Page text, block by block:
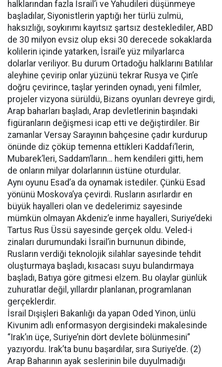
halklarından fazla İsrail’i ve Yahudileri düşünmeye
başladılar, Siyonistlerin yaptığı her türlü zulmü,
haksızlığı, soykırımı kayıtsız şartsız desteklediler, ABD
de 30 milyon evsiz olup eksi 30 derecede sokaklarda
kolilerin içinde yatarken, İsrail’e yüz milyarlarca
dolarlar veriliyor. Bu durum Ortadoğu halklarını Batılılar
aleyhine çevirip onlar yüzünü tekrar Rusya ve Çin’e
doğru çevirince, taşlar yerinden oynadı, yeni filmler,
projeler vizyona sürüldü, Bizans oyunları devreye girdi,
Arap baharları başladı, Arap devletlerinin başındaki
figüranların değişmesi icap etti ve değiştirdiler. Bir
zamanlar Versay Sarayının bahçesine çadır kurdurup
önünde diz çöküp temenna ettikleri Kaddafi’lerin,
Mubarek’leri, Saddam’ların… hem kendileri gitti, hem
de onların milyar dolarlarının üstüne oturdular.
Aynı oyunu Esad’a da oynamak istediler. Çünkü Esad
yönünü Moskova’ya çevirdi. Rusların asırlardır en
büyük hayalleri olan ve dedelerimiz sayesinde
mümkün olmayan Akdeniz’e inme hayalleri, Suriye’deki
Tartus Rus Üssü sayesinde gerçek oldu. Veled-i
zinaları durumundaki İsrail’in burnunun dibinde,
Rusların verdiği teknolojik silahlar sayesinde tehdit
oluşturmaya başladı, kısacası suyu bulandırmaya
başladı, Batıya göre gitmesi elzem. Bu olaylar günlük
zuhuratlar değil, yıllardır planlanan, programlanan
gerçeklerdir.
İsrail Dışişleri Bakanlığı da yapan Oded Yinon, ünlü
Kivunim adlı enformasyon dergisindeki makalesinde
“Irak’ın üçe, Suriye’nin dört devlete bölünmesini”
yazıyordu. Irak’ta bunu başardılar, sıra Suriye’de. (2)
Arap Baharının ayak seslerinin bile duyulmadığı